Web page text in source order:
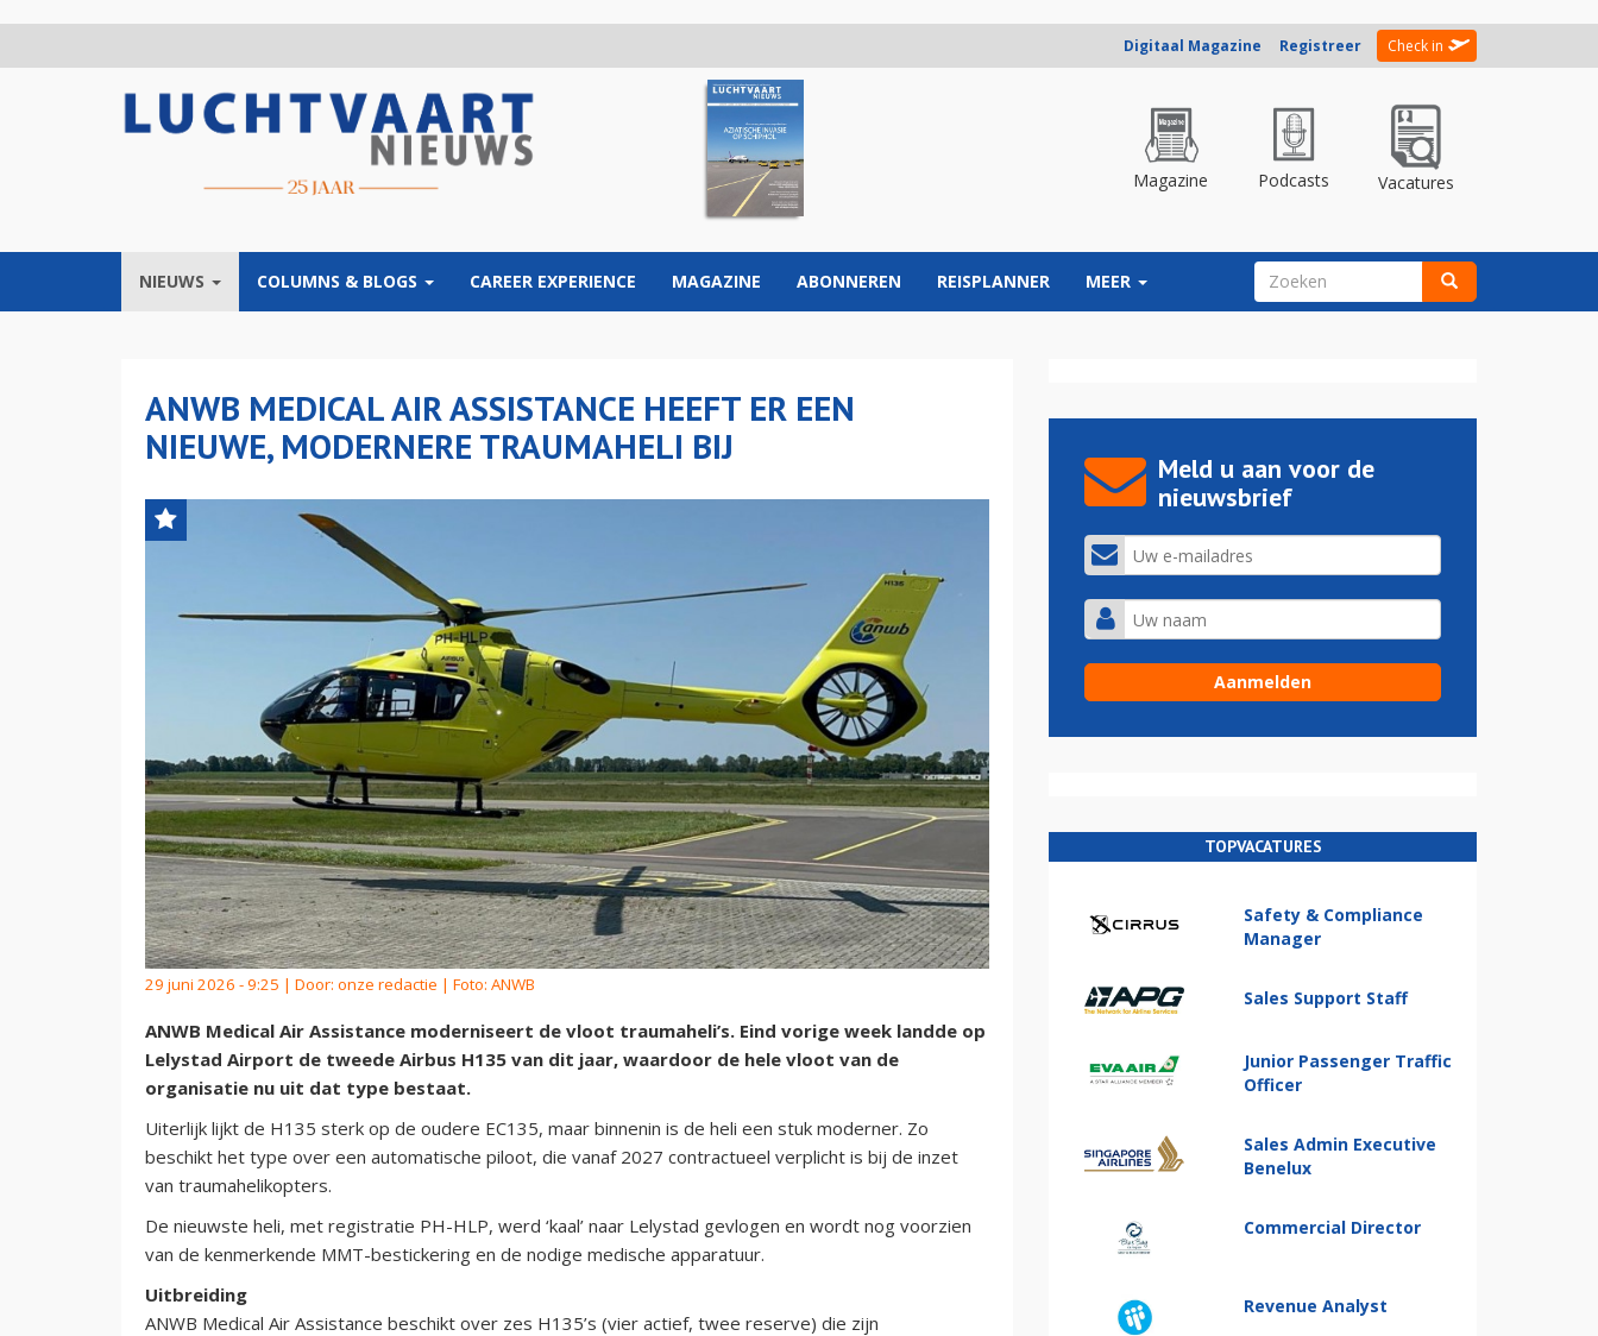
Digitaal Magazine Registreer Check in
Magazine Podcasts Vacatures
NIEUWS COLUMNS & BLOGS CAREER EXPERIENCE MAGAZINE ABONNEREN REISPLANNER MEER ZOEKVELD
ANWB MEDICAL AIR ASSISTANCE HEEFT ER EEN
NIEUWE, MODERNERE TRAUMAHELI BIJ
29 juni 2026 - 9:25 | Door: onze redactie | Foto: ANWB
ANWB Medical Air Assistance moderniseert de vloot traumaheli’s. Eind vorige week landde op
Lelystad Airport de tweede Airbus H135 van dit jaar, waardoor de hele vloot van de
organisatie nu uit dat type bestaat.
Uiterlijk lijkt de H135 sterk op de oudere EC135, maar binnenin is de heli een stuk moderner. Zo
beschikt het type over een automatische piloot, die vanaf 2027 contractueel verplicht is bij de inzet
van traumahelikopters.
De nieuwste heli, met registratie PH-HLP, werd ‘kaal’ naar Lelystad gevlogen en wordt nog voorzien
van de kenmerkende MMT-bestickering en de nodige medische apparatuur.
Uitbreiding
ANWB Medical Air Assistance beschikt over zes H135’s (vier actief, twee reserve) die zijn
Meld u aan voor de
nieuwsbrief
TOPVACATURES
Safety & Compliance
Manager
Sales Support Staff
Junior Passenger Traffic
Officer
Sales Admin Executive
Benelux
Commercial Director
Revenue Analyst